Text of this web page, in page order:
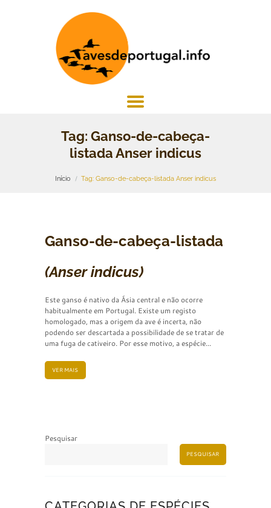
Tag: Ganso-de-cabeça-
listada Anser indicus
Início Tag: Ganso-de-cabeça-listada Anser indicus
Ganso-de-cabeça-listada
(Anser indicus)
Este ganso é nativo da Ásia central e não ocorre
habitualmente em Portugal. Existe um registo
homologado, mas a origem da ave é incerta, não
podendo ser descartada a possibilidade de se tratar de
uma fuga de cativeiro. Por esse motivo, a espécie...
VER MAIS
Pesquisar
PESQUISAR